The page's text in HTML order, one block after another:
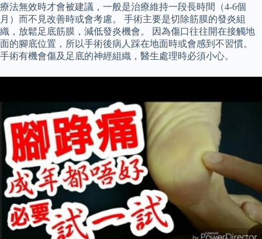
療法無效時才會被建議，一般是治療維持一段長時間（4-6個
月）而不見改善時或會考慮。 手術主要是切除筋膜的發炎組
織，放鬆足底筋膜，減低發炎機會。 因為傷口往往開在接觸地
面的腳底位置，所以手術後病人踩在地面時或會感到不習慣。
手術有機會傷及足底的神經組織，醫生處理時必須小心。